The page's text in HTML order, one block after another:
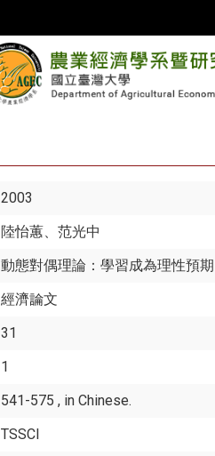
2003
陸怡蕙、范光中
動態對偶理論：學習成為理性預期
經濟論文
31
1
541-575 , in Chinese.
TSSCI